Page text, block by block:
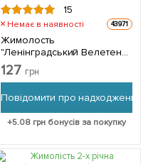
15
Немає в наявності 43971
Жимолость
"Ленінградський Велетень"
(ранній термін дозрівання,
урожайний і великоплідний
упаковці
127 грн
Повідомити про надходження
+5.08грн бонусів за покупку